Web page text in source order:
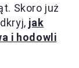
Skoro już
jak
i hodowli